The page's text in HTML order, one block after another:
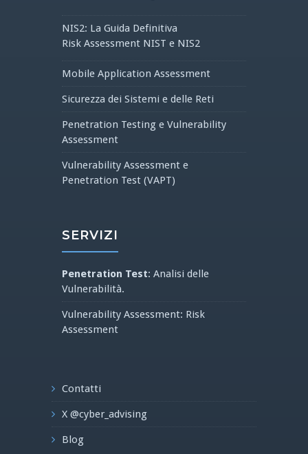
NIS2: La Guida Definitiva
Risk Assessment NIST e NIS2
Mobile Application Assessment
Sicurezza dei Sistemi e delle Reti
Penetration Testing e Vulnerability
Assessment
Vulnerability Assessment e
Penetration Test (VAPT)
SERVIZI
Penetration Test: Analisi delle
Vulnerabilità.
Vulnerability Assessment: Risk
Assessment
Contatti
X @cyber_advising
Blog